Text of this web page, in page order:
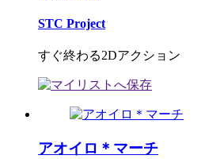
STC Project
すぐ終わる2Dアクション
アオイロ＊マーチ